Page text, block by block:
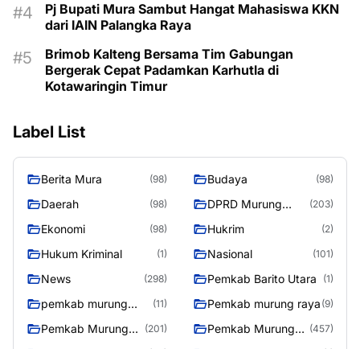
Pj Bupati Mura Sambut Hangat Mahasiswa KKN
dari IAIN Palangka Raya
Brimob Kalteng Bersama Tim Gabungan
Bergerak Cepat Padamkan Karhutla di
Kotawaringin Timur
Label List
Berita Mura (98) Budaya (98)
Daerah (98)
DPRD Murung
(203)
Ekonomi (98) Hukrim (2)
Hukum Kriminal (1) Nasional (101)
News (298) Pemkab Barito Utara (1)
pemkab murung
(11) Pemkab murung raya (9)
Pemkab Murung
(201)
Pemkab Murung
(457)